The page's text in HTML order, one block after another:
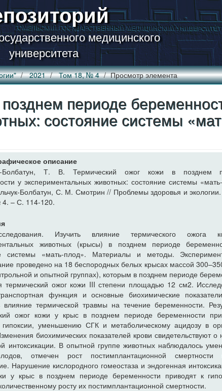
медицинского
университета
2021 Том 18, № 4 Просмотр элемента
периоде
состояние системы
описание
Болбатун, Т. В. Термический ожог кожи в позднем
у экспериментальных животных: состояние системы
Болбатун, С. М. Смотрин // Проблемы здоровья и
– С. 114-120.
Изучить влияние термического ожога
животных (крысы) в позднем периоде
системы «мать-плод». Материалы и методы.
проведено на 18 беспородных белых крысах массой
и опытной группах), которым в позднем периоде
термический ожог кожи III степени площадью 12 см2.
функция и основные биохимические
влияние термической травмы на течение беременности.
ожог кожи у крыс в позднем периоде беременности
гипоксии, уменьшению СГК и метаболическому ацидозу в
биохимических показателей крови свидетельствуют о
интоксикации. В опытной группе животных наблюдалось
отмечен рост постимплантационной смертности
Нарушение кислородного гомеостаза и эндогенная
у крыс в позднем периоде беременности приводят к
росту их постимплантационной смертности.